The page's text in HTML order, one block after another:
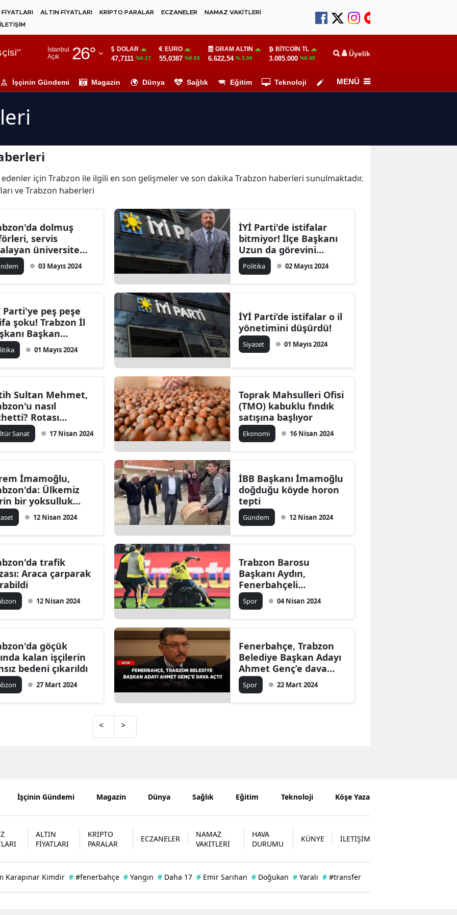
ALTIN FİYATLARI KRİPTO PARALAR ECZANELER
NAMAZ VAKİTLERİ
İLETİŞİM
İstanbul
Açık
26°
Adıyaman
Ağrı
Artvin
Bitlis
Burdur
Çanakkale
Denizli
Diyarbakır
Elazığ
Erzurum
Gaziantep
Gümüşhane
Hatay
Mersin
Kırklareli
Kırşehir
DOLAR
47,7111 %0.17
EURO
55,0387 %0.03
GRAM ALTIN
6.622,54 % 2,00
BITCOIN TL
3.085.000 %0.45 Üyelik
İşçinin Gündemi Magazin Dünya Sağlık Eğitim Teknoloji Köşe Yazarları
MENÜ
için Trabzon ile ilgili en son gelişmeler ve son dakika Trabzon haberleri sunulmaktadır.
ve Trabzon haberleri
dolmuş
servis
üniversite
darbetti
03 Mayıs 2024
İYİ Parti'de istifalar
bitmiyor! İlçe Başkanı
Uzun da görevini
bıraktı
Politika 02 Mayıs 2024
Parti'ye peş peşe
şoku! Trabzon İl
Başkan
bıraktı
01 Mayıs 2024
İYİ Parti’de istifalar o il
yönetimini düşürdü!
Siyaset 01 Mayıs 2024
Sultan Mehmet,
nasıl
Rotası
Sanat 17 Nisan 2024
Toprak Mahsulleri Ofisi
(TMO) kabuklu fındık
satışına başlıyor
Ekonomi 16 Nisan 2024
İmamoğlu,
Ülkemiz
bir yoksulluk
onun
sorun
12 Nisan 2024
İBB Başkanı İmamoğlu
doğduğu köyde horon
tepti
Gündem 12 Nisan 2024
trafik
Araca çarparak
12 Nisan 2024
Trabzon Barosu
Başkanı Aydın,
Fenerbahçeli
futbolcular hakkında
işlem yapılmamasını
eleştirdi
Spor 04 Nisan 2024
göçük
kalan işçilerin
bedeni çıkarıldı
27 Mart 2024
Fenerbahçe, Trabzon
Belediye Başkan Adayı
Ahmet Genç’e dava
açtı!
Spor 22 Mart 2024
< >
İşçinin Gündemi Magazin Dünya Sağlık Eğitim Teknoloji Köşe Yazarları
ALTIN
FİYATLARI
KRİPTO
PARALAR
ECZANELER
NAMAZ
VAKİTLERİ
HAVA
DURUMU
KÜNYE İLETİŞİM
Karapınar Kimdir # #fenerbahçe # Yangın # Daha 17 # Emir Sarıhan # Doğukan # Yaralı # #transfer